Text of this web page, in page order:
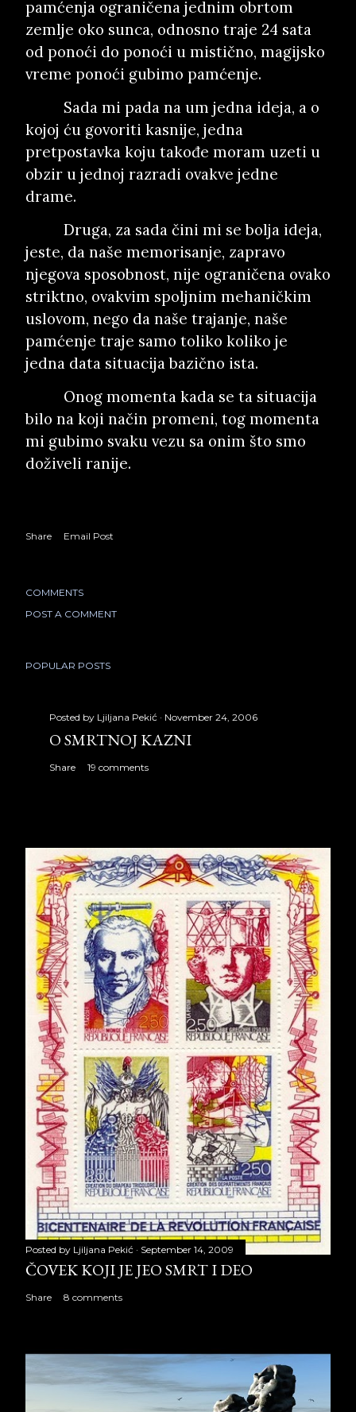
pamćenja ograničena jednim obrtom
zemlje oko sunca, odnosno traje 24 sata
od ponoći do ponoći u mistično, magijsko
vreme ponoći gubimo pamćenje.
Sada mi pada na um jedna ideja, a o
kojoj ću govoriti kasnije, jedna
pretpostavka koju takođe moram uzeti u
obzir u jednoj razradi ovakve jedne
drame.
Druga, za sada čini mi se bolja ideja,
jeste, da naše memorisanje, zapravo
njegova sposobnost, nije ograničena ovako
striktno, ovakvim spoljnim mehaničkim
uslovom, nego da naše trajanje, naše
pamćenje traje samo toliko koliko je
jedna data situacija bazično ista.
Onog momenta kada se ta situacija
bilo na koji način promeni, tog momenta
mi gubimo svaku vezu sa onim što smo
doživeli ranije.
Share Email Post
COMMENTS
POST A COMMENT
POPULAR POSTS
Posted by Ljiljana Pekić November 24, 2006
O SMRTNOJ KAZNI
Share 19 comments
Posted by Ljiljana Pekić September 14, 2009
ČOVEK KOJI JE JEO SMRT I DEO
Share 8 comments